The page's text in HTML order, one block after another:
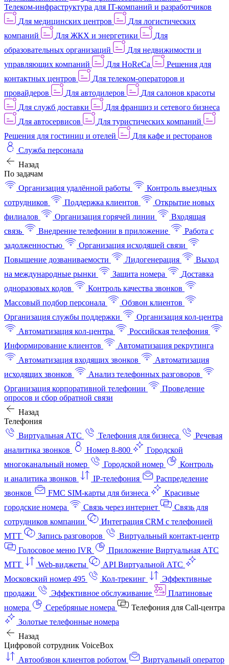
Телеком-инфраструктура для IT-компаний и разработчиков
Для медицинских центров
Для логистических
компаний
Для ЖКХ и энергетики
Для
образовательных организаций
Для недвижимости и
управляющих компаний
Для HoReCa
Решения для
контактных центров
Для телеком-операторов и
провайдеров
Для автодилеров
Для салонов красоты
Для служб доставки
Для франшиз и сетевого бизнеса
Для автосервисов
Для туристических компаний
Решения для гостиниц и отелей
Для кафе и ресторанов
Служба персонала
Назад
По задачам
Организация удалённой работы
Контроль выездных
сотрудников
Поддержка клиентов
Открытие новых
филиалов
Организация горячей линии
Входящая
связь
Внедрение телефонии в приложение
Работа с
задолженностью
Организация исходящей связи
Повышение дозваниваемости
Лидогенерация
Выход
на международные рынки
Защита номера
Доставка
одноразовых кодов
Контроль качества звонков
Массовый подбор персонала
Обзвон клиентов
Организация службы поддержки
Организация кол-центра
Автоматизация кол-центра
Российская телефония
Информирование клиентов
Автоматизация рекрутинга
Автоматизация входящих звонков
Автоматизация
исходящих звонков
Анализ телефонных разговоров
Организация корпоративной телефонии
Проведение
опросов и сбор обратной связи
Назад
Телефония
Виртуальная АТС
Телефония для бизнеса
Речевая
аналитика звонков
Номер 8-800
Городской
многоканальный номер
Городской номер
Контроль
и аналитика звонков
IP-телефония
Распределение
звонков
FMC SIM-карты для бизнеса
Красивые
городские номера
Связь через интернет
Связь для
сотрудников компании
Интеграция CRM с телефонией
МТТ
Запись разговоров
Виртуальный контакт‑центр
Голосовое меню IVR
Приложение Виртуальная АТС
МТТ
Web-виджеты
API Виртуальной АТС
Московский номер 495
Кол-трекинг
Эффективные
продажи
Эффективное обслуживание
Платиновые
номера
Серебряные номера
Телефония для Call-центра
Золотые телефонные номера
Назад
Цифровой сотрудник VoiceBox
Автообзвон клиентов роботом
Виртуальный оператор